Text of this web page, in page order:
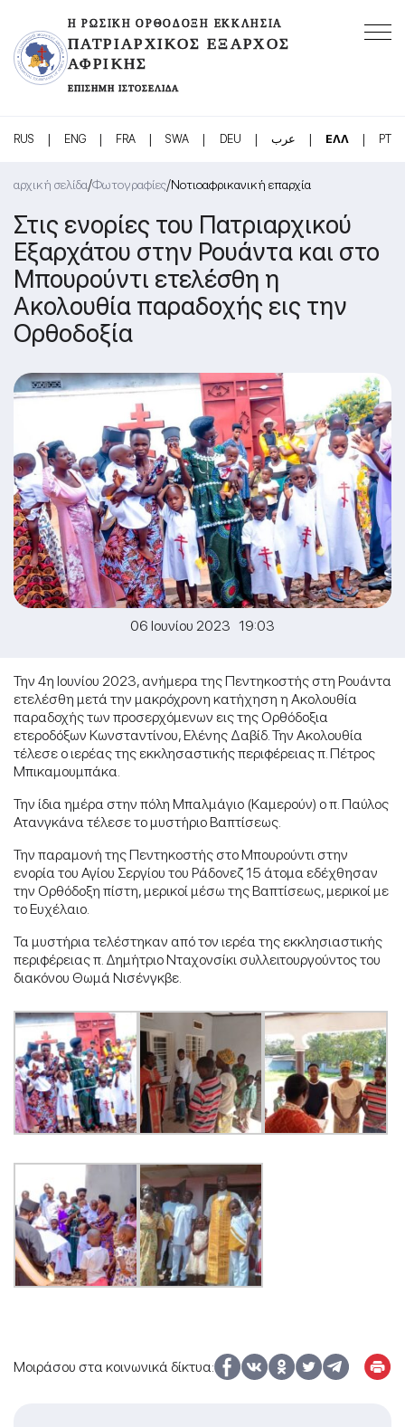
Η ΡΩΣΙΚΉ ΟΡΘΌΔΟΞΗ ΕΚΚΛΗΣΊΑ
ΠΑΤΡΙΑΡΧΙΚΌΣ ΈΞΑΡΧΟΣ
ΑΦΡΙΚΉΣ
ΕΠΊΣΗΜΗ ΙΣΤΟΣΕΛΊΔΑ
RUS | ENG | FRA | SWA | DEU | عرب | ΕΛΛ | PT
αρχική σελίδα/Φωτογραφίες/Νοτιοαφρικανική επαρχία
Στις ενορίες του Πατριαρχικού
Εξαρχάτου στην Ρουάντα και στο
Μπουρούντι ετελέσθη η
Ακολουθία παραδοχής εις την
Ορθοδοξία
06 Ιουνίου 2023 19:03
Την 4η Ιουνίου 2023, ανήμερα της Πεντηκοστής στη Ρουάντα
ετελέσθη μετά την μακρόχρονη κατήχηση η Ακολουθία
παραδοχής των προσερχόμενων εις της Ορθόδοξια
ετεροδόξων Κωνσταντίνου, Ελένης Δαβίδ. Την Ακολουθία
τέλεσε ο ιερέας της εκκλησαστικής περιφέρειας π. Πέτρος
Μπικαμουμπάκα.
Την ίδια ημέρα στην πόλη Μπαλμάγιο (Καμερούν) ο π. Παύλος
Ατανγκάνα τέλεσε το μυστήριο Βαπτίσεως.
Την παραμονή της Πεντηκοστής στο Μπουρούντι στην
ενορία του Αγίου Σεργίου του Ράδονεζ 15 άτομα εδέχθησαν
την Ορθόδοξη πίστη, μερικοί μέσω της Βαπτίσεως, μερικοί με
το Ευχέλαιο.
Τα μυστήρια τελέστηκαν από τον ιερέα της εκκλησιαστικής
περιφέρειας π. Δημήτριο Νταχονσίκι συλλειτουργούντος του
διακόνου Θωμά Νισένγκβε.
Μοιράσου στα κοινωνικά δίκτυα: